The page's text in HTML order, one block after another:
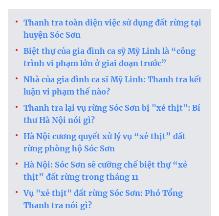
Thanh tra toàn diện việc sử dụng đất rừng tại
huyện Sóc Sơn
Biệt thự của gia đình ca sỹ Mỹ Linh là “công
trình vi phạm lớn ở giai đoạn trước”
Nhà của gia đình ca sĩ Mỹ Linh: Thanh tra kết
luận vi phạm thế nào?
Thanh tra lại vụ rừng Sóc Sơn bị "xẻ thịt": Bí
thư Hà Nội nói gì?
Hà Nội cương quyết xử lý vụ “xẻ thịt” đất
rừng phòng hộ Sóc Sơn
Hà Nội: Sóc Sơn sẽ cưỡng chế biệt thự “xẻ
thịt” đất rừng trong tháng 11
Vụ "xẻ thịt" đất rừng Sóc Sơn: Phó Tổng
Thanh tra nói gì?